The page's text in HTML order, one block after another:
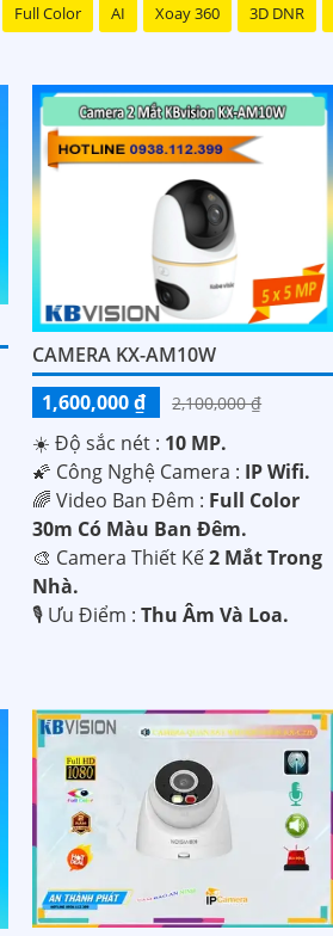
Full Color AI Xoay 360 3D DNR
CAMERA KX-AM10W
1,600,000 ₫
2,100,000 ₫
☀️ Độ sắc nét : 10 MP.
🌠 Công Nghệ Camera : IP Wifi.
🌈 Video Ban Đêm : Full Color
30m Có Màu Ban Ðêm.
🎨 Camera Thiết Kế2 Mắt Trong
Nhà.
️🎙 Ưu Điểm :Thu Âm Và Loa.